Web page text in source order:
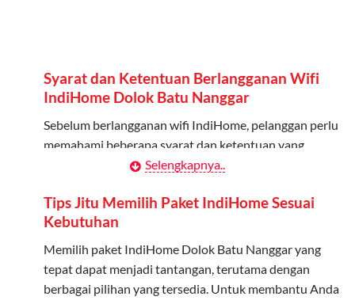
Kuota keluarga bisa digunakan di seluruh Indonesia
Tidak Berlaku untuk Roaming
Kuota ini hanya bisa digunakan di dalam negeri.
Cara Menggunakan Kuota Keluarga
Daftarkan Anggota: Admin dapat mendaftarkan anggota
melalui aplikasi MyTelkomsel atau website Telkomsel One.
Bagikan Kuota: Setelah terdaftar, anggota bisa langsung
Syarat dan Ketentuan Berlangganan Wifi
IndiHome Dolok Batu Nanggar
Sebelum berlangganan wifi IndiHome, pelanggan perlu
memahami beberapa syarat dan ketentuan yang
Kontrak Berlangganan
Pelanggan harus menandatangani Kontrak
Berlangganan yang mencakup data pelanggan, jenis
layanan indihome Dolok Batu Nanggar yang dipilih,
serta syarat dan ketentuan yang berlaku. Kontrak ini
Selengkapnya..
Tips Jitu Memilih Paket IndiHome Sesuai
Kebutuhan
Memilih paket IndiHome Dolok Batu Nanggar yang
tepat dapat menjadi tantangan, terutama dengan
berbagai pilihan yang tersedia. Untuk membantu Anda